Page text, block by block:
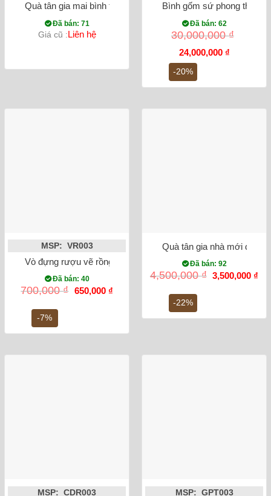
Quà tân gia mai bình tích lộc công danh phú quý vẽ vàng
Đã bán: 71
Giá cũ :Liên hệ
-20%
Bình gốm sứ phong thủy
Đã bán: 62
30,000,000₫
Giá
gốc
là:
30,000,000 ₫.
24,000,000 ₫Giá
-7%
MSP: VR003
Vò đựng rượu vẽ rồng phượng
Đã bán: 40
700,000₫ Giá
650,000 ₫Giá
-22%
Quà tân gia nhà mới đĩa
Đã bán: 92
4,500,000₫ Giá
gốc
3,500,000 ₫
MSP: CDR003 MSP: GPT003